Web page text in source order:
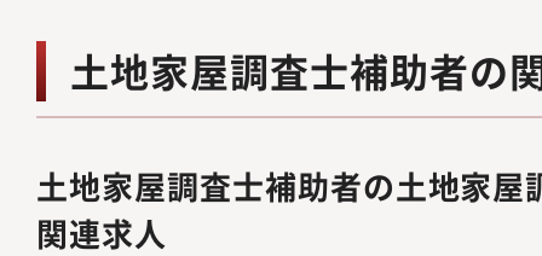
土地家屋調査士補助者の
土地家屋調査士補助者の土地家屋
関連求人